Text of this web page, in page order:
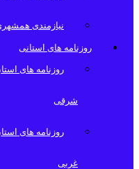
نیازمندی
روزنامه های استانی
روزنامه های
شرقی
روزنامه های
غربی